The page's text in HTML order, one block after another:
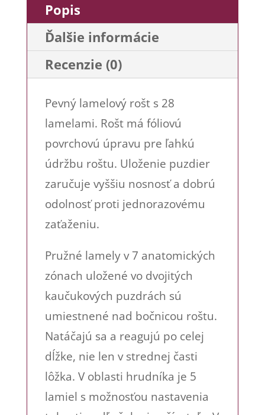
Popis
Ďalšie informácie
Recenzie (0)
Pevný lamelový rošt s 28
lamelami. Rošt má fóliovú
povrchovú úpravu pre ľahkú
údržbu roštu. Uloženie puzdier
zaručuje vyššiu nosnosť a dobrú
odolnosť proti jednorazovému
zaťaženiu.
Pružné lamely v 7 anatomických
zónach uložené vo dvojitých
kaučukových puzdrách sú
umiestnené nad bočnicou roštu.
Natáčajú sa a reagujú po celej
dĺžke, nie len v strednej časti
lôžka. V oblasti hrudníka je 5
lamiel s možnosťou nastavenia